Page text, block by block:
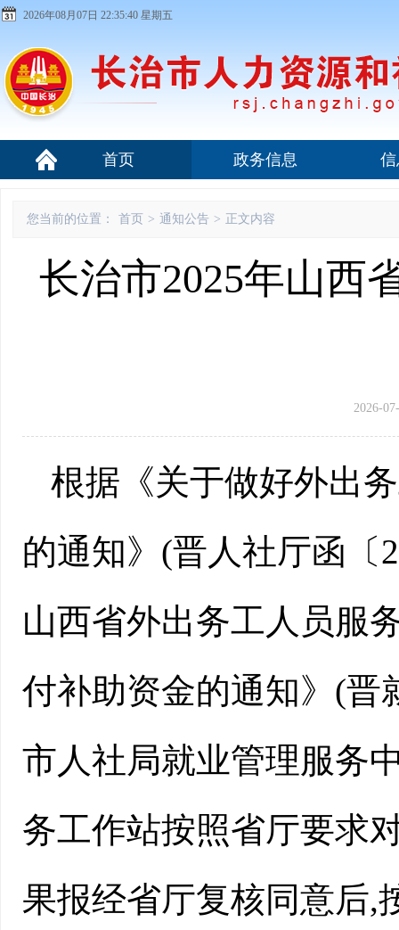
2026年08月07日 22:35:41 星期五
首页 政务信息
您当前的位置： 首页 > 通知公告 > 正文内容
长治市2025年山西
2026-
根据《关于做好外出
的通知》(晋人社厅函〔
山西省外出务工人员服
付补助资金的通知》(晋
市人社局就业管理服务
务工作站按照省厅要求
果报经省厅复核同意后,